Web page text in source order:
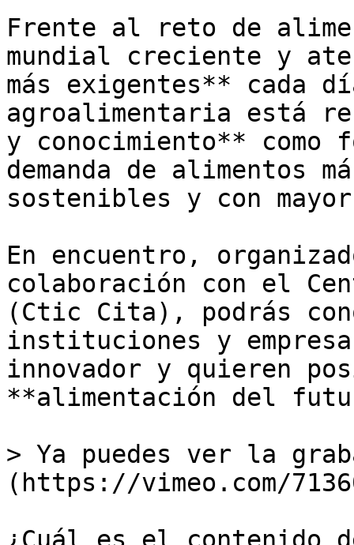
Frente al reto de
mundial creciente y
más exigentes** cada
agroalimentaria está
y conocimiento**
demanda de alimentos
sostenibles y con
En encuentro,
colaboración con el
(Ctic Cita), podrás
instituciones y
innovador y quieren
**alimentación del
> Ya puedes ver la
(https://vimeo.com/